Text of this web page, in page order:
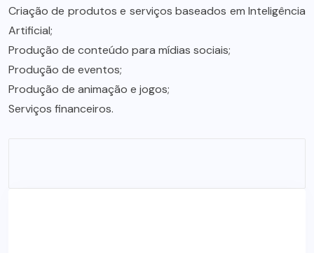
Criação de produtos e serviços baseados em Inteligência
Artificial;
Produção de conteúdo para mídias sociais;
Produção de eventos;
Produção de animação e jogos;
Serviços financeiros.